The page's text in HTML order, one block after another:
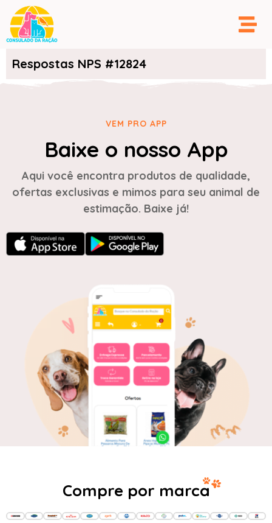
Respostas NPS #12824
VEM PRO APP
Baixe o nosso App
Aqui você encontra produtos de qualidade,
ofertas exclusivas e mimos para seu animal de
estimação. Baixe já!
Compre por marca